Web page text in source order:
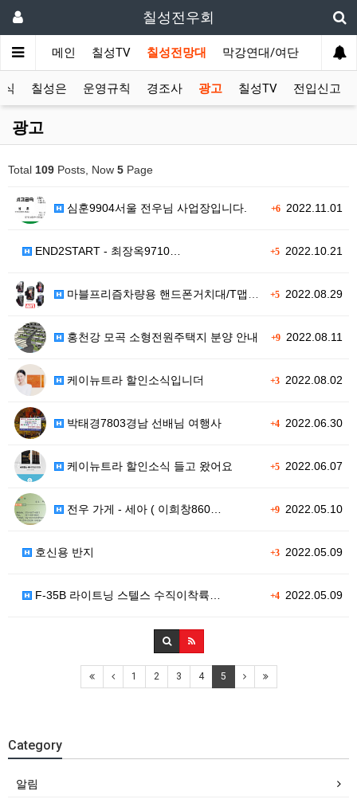
칠성전우회
메인 칠성TV 칠성전망대 막강연대/여단 사단
칠성은 운영규칙 경조사 광고 칠성TV 전입신고
광고
Total 109 Posts, Now 5 Page
+62022.11.01
심훈9904서울 전우님 사업장입니다.
+52022.10.21
END2START - 최장옥9710…
+52022.08.29
마블프리즘차량용 핸드폰거치대/T맵연동…
+92022.08.11
홍천강 모곡 소형전원주택지 분양 안내
+32022.08.02
케이뉴트라 할인소식입니더
+42022.06.30
박태경7803경남 선배님 여행사
+52022.06.07
케이뉴트라 할인소식 들고 왔어요
+92022.05.10
전우 가게 - 세아 ( 이희창860…
+32022.05.09
호신용 반지
+42022.05.09
F-35B 라이트닝 스텔스 수직이착륙…
1 2 3 4 5
Category
알림